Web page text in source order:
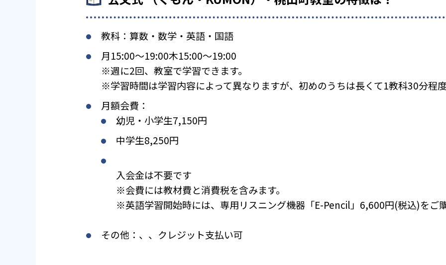
教科：算数・数学・英語・国語
月15:00〜19:00木15:00〜19:00
※週に2回、教室で学習できます。
※学習時間は学習内容によって異なりますが、初めのうちは長くて1教科30分程
月額会費：
幼児・小学生7,150円
中学生8,250円
入会金は不要です
※会費には教材費と消費税を含みます。
※英語学習開始時には、専用リスニング機器「E-Pencil」6,600円(税込)をご
その他：、、クレジット支払い可